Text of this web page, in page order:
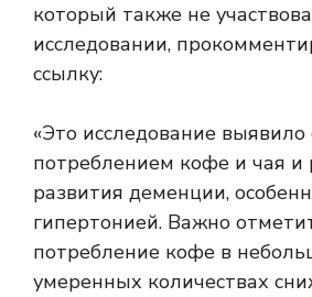
который также не
исследовании,
ссылку:
«Это исследование
потреблением кофе и чая и
развития деменции,
гипертонией. Важно
потребление кофе в
умеренных количествах